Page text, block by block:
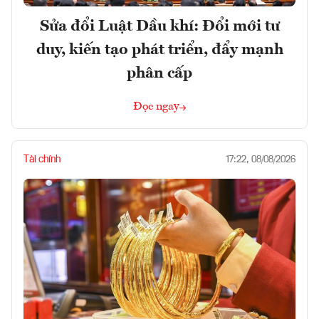
Sửa đổi Luật Dầu khí: Đổi mới tư
duy, kiến tạo phát triển, đẩy mạnh
phân cấp
Đọc ngay
Tài chính 17:22, 08/08/2026